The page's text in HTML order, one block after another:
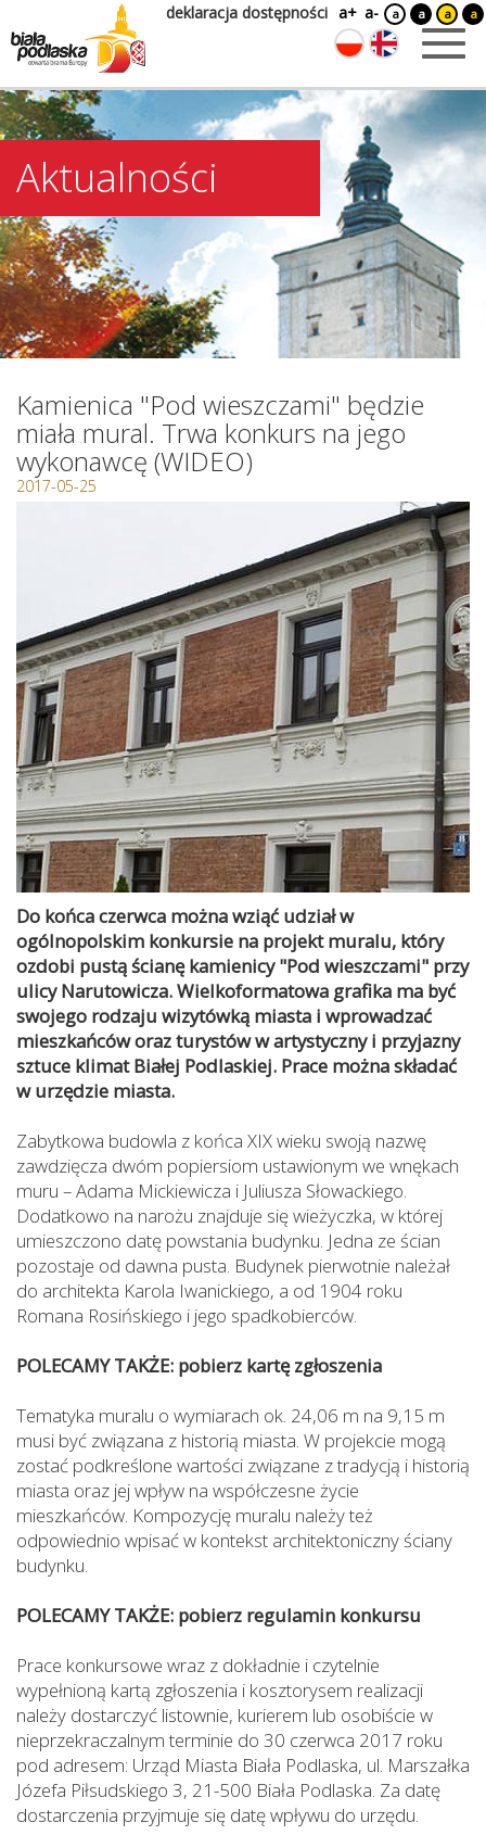
deklaracja dostępności a+ a- a a a a
Aktualności
Kamienica "Pod wieszczami" będzie
miała mural. Trwa konkurs na jego
wykonawcę (WIDEO)
2017-05-25
Do końca czerwca można wziąć udział w
ogólnopolskim konkursie na projekt muralu, który
ozdobi pustą ścianę kamienicy "Pod wieszczami" przy
ulicy Narutowicza. Wielkoformatowa grafika ma być
swojego rodzaju wizytówką miasta i wprowadzać
mieszkańców oraz turystów w artystyczny i przyjazny
sztuce klimat Białej Podlaskiej. Prace można składać
w urzędzie miasta.
Zabytkowa budowla z końca XIX wieku swoją nazwę
zawdzięcza dwóm popiersiom ustawionym we wnękach
muru – Adama Mickiewicza i Juliusza Słowackiego.
Dodatkowo na narożu znajduje się wieżyczka, w której
umieszczono datę powstania budynku. Jedna ze ścian
pozostaje od dawna pusta. Budynek pierwotnie należał
do architekta Karola Iwanickiego, a od 1904 roku
Romana Rosińskiego i jego spadkobierców.
POLECAMY TAKŻE: pobierz kartę zgłoszenia
Tematyka muralu o wymiarach ok. 24,06 m na 9,15 m
musi być związana z historią miasta. W projekcie mogą
zostać podkreślone wartości związane z tradycją i historią
miasta oraz jej wpływ na współczesne życie
mieszkańców. Kompozycję muralu należy też
odpowiednio wpisać w kontekst architektoniczny ściany
budynku.
POLECAMY TAKŻE: pobierz regulamin konkursu
Prace konkursowe wraz z dokładnie i czytelnie
wypełnioną kartą zgłoszenia i kosztorysem realizacji
należy dostarczyć listownie, kurierem lub osobiście w
nieprzekraczalnym terminie do 30 czerwca 2017 roku
pod adresem: Urząd Miasta Biała Podlaska, ul. Marszałka
Józefa Piłsudskiego 3, 21-500 Biała Podlaska. Za datę
dostarczenia przyjmuje się datę wpływu do urzędu.